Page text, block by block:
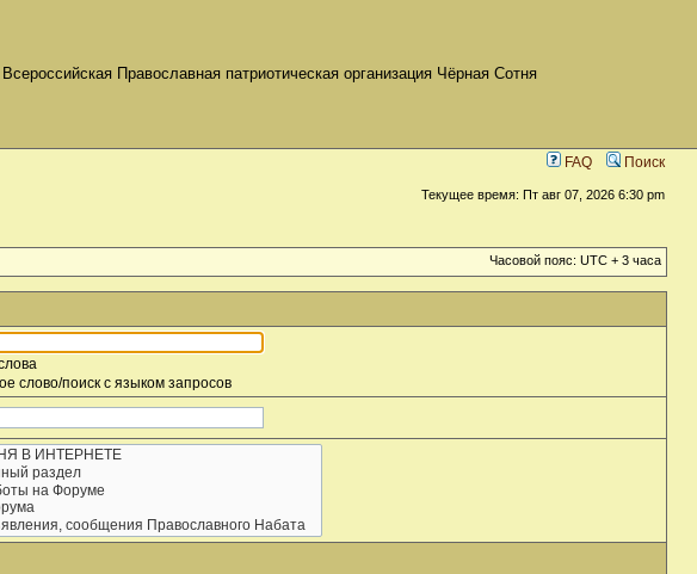
Всероссийская Православная патриотическая организация Чёрная Сотня
FAQ Поиск
Текущее время: Пт авг 07, 2026 6:30 pm
Часовой пояс: UTC + 3 часа
слово/поиск с языком запросов